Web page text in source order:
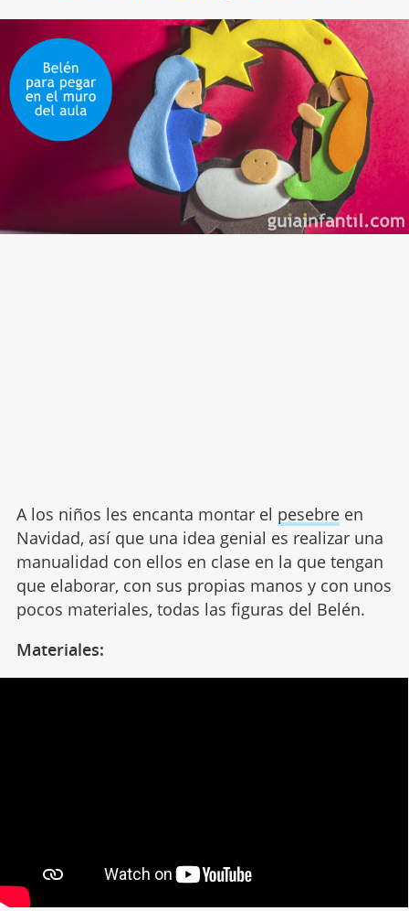
A los niños les encanta montar el pesebreen
Navidad, así que una idea genial es realizar una
manualidad con ellos en clase en la que tengan
que elaborar, con sus propias manos y con unos
pocos materiales, todas las figuras del Belén.
Materiales: